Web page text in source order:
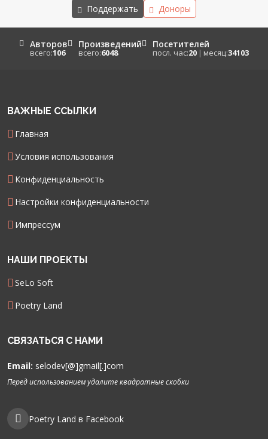
Поддержать Доноры
Авторов
всего:106
Произведений
всего:6048
Посетителей
посл. час:20 | месяц:34103
ВАЖНЫЕ ССЫЛКИ
Главная
Условия использования
Конфиденциальность
Настройки конфиденциальности
Импрессум
НАШИ ПРОЕКТЫ
SeLo Soft
Poetry Land
СВЯЗАТЬСЯ С НАМИ
Email: selodev[@]gmail[.]com
Перед использованием удалите квадратные скобки
Poetry Land в Facebook